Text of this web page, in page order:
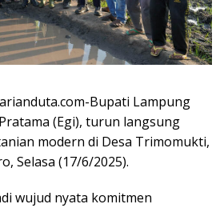
Bupati Lampung
(Egi), turun langsung
modern di Desa Trimomukti,
Selasa (17/6/2025).
wujud nyata komitmen